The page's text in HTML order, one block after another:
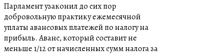
Парламент узаконил до сих пор
добровольную практику ежемесячной
уплаты авансовых платежей по налогу на
прибыль. Аванс, который составит не
меньше 1/12 от начисленных сумм налога за